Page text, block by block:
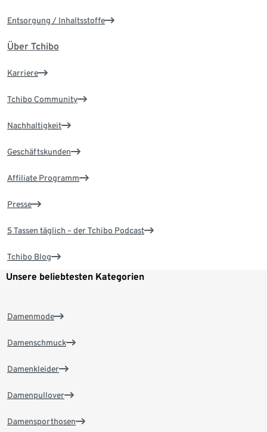
Entsorgung / Inhaltsstoffe
Über Tchibo
Karriere
Tchibo Community
Nachhaltigkeit
Geschäftskunden
Affiliate Programm
Presse
5 Tassen täglich – der Tchibo Podcast
Tchibo Blog
Unsere beliebtesten Kategorien
Damenmode
Damenschmuck
Damenkleider
Damenpullover
Damensporthosen